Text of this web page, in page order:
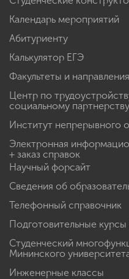
Календарь мероприятий
Абитуриенту
Калькулятор ЕГЭ
Факультеты и направления
Центр по
социальному партнерству
Институт непрерывного
Электронная
+ заказ справок
Научный форсайт
Сведения об
Телефонный справочник
Подготовительные
Студенческий
Мининского
Инженерные классы